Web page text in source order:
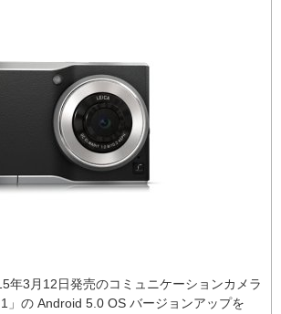
年3月12日発売のコミュニケーションカメラ
」の Android 5.0 OS バージョンアップを